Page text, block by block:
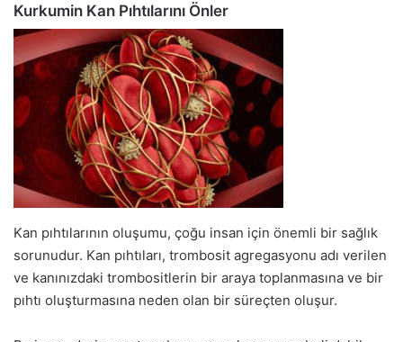
Kurkumin Kan Pıhtılarını Önler
Kan pıhtılarının oluşumu, çoğu insan için önemli bir sağlık
sorunudur. Kan pıhtıları, trombosit agregasyonu adı verilen
ve kanınızdaki trombositlerin bir araya toplanmasına ve bir
pıhtı oluşturmasına neden olan bir süreçten oluşur.